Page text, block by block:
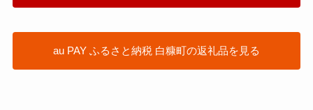
au PAY ふるさと納税 白糠町の返礼品を見る